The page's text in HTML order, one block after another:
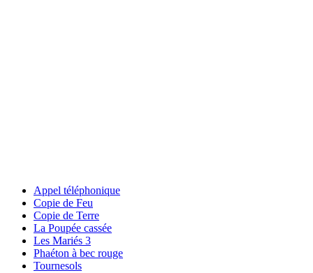
Appel téléphonique
Copie de Feu
Copie de Terre
La Poupée cassée
Les Mariés 3
Phaéton à bec rouge
Tournesols